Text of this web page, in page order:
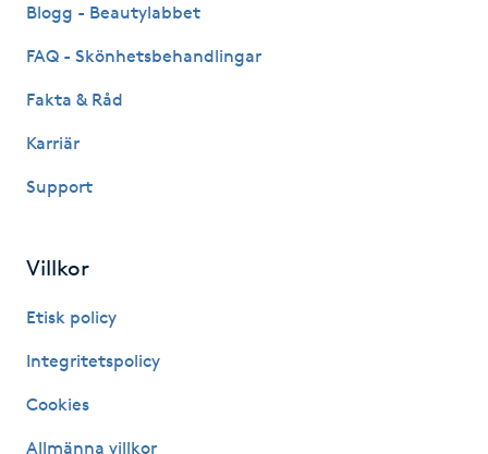
G
Gelenaglar
Gellack
Gellack med förstärkning
Gravidmassage
Gruppträning
Blogg - Beautylabbet
FAQ - Skönhetsbehandlingar
Fakta & Råd
Karriär
Support
Villkor
Etisk policy
Integritetspolicy
Cookies
Allmänna villkor